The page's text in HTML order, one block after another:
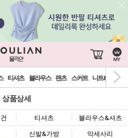
0
티셔츠 블라우스 팬츠 스커트 니트&가디건
상품상세
티셔츠 블라우스&셔츠
신발&가방 악세사리